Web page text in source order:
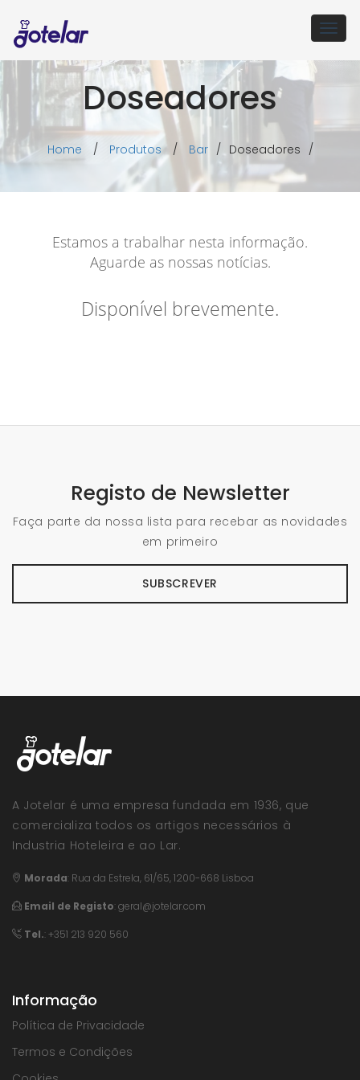
Doseadores
Home / Produtos / Bar / Doseadores /
Estamos a trabalhar nesta informação.
Aguarde as nossas notícias.
Disponível brevemente.
Registo de Newsletter
Faça parte da nossa lista para recebar as novidades
em primeiro
SUBSCREVER
A Jotelar é uma empresa fundada em 1936, que
comercializa todos os artigos necessários à
Industria Hoteleira e ao Lar.
Morada: Rua da Estrela, 61/65, 1200-668 Lisboa
Email de Registo:geral@jotelar.com
Tel.: +351 213 920 560
Informação
Política de Privacidade
Termos e Condições